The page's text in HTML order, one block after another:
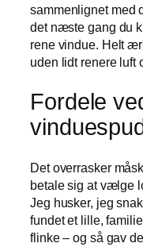
sammenlignet med
det næste gang du
rene vindue. Helt
uden lidt renere luft
Fordele
Det overrasker
betale sig at vælge
Jeg husker, jeg
fundet et lille,
flinke – og så gav